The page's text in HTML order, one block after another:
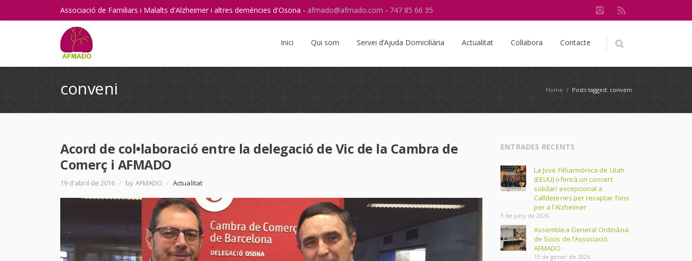
Associació de Familiars i Malalts d'Alzheimer i altres demències d'Osona - afmado@afmado.com - 747 85 66 35
Instagram
RSS
Inici Qui som Servei d’Ajuda Domiciliària Actualitat Col·labora Contacte
Home / Posts tagged: conveni
conveni
Acord de col•laboració entre la delegació de Vic de la Cambra de
Comerç i AFMADO
19 d'abril de 2016 / by AFMADO / Actualitat
ENTRADES RECENTS
La Jove Filharmònica de Utah
(EEUU) oferirà un concert
solidari excepcional a
Calldetenes per recaptar fons
per a l’Alzheimer
3 de juny de 2026
Assemblea General Ordinària
de Socis de l’Associació
AFMADO
13 de gener de 2026